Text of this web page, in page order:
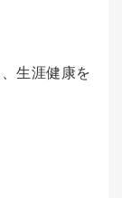
生涯健康を